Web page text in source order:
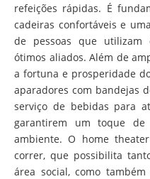
refeições rápidas. É
cadeiras confortáveis e
de pessoas que utilizam
ótimos aliados. Além de
a fortuna e prosperidade
aparadores com bandejas
serviço de bebidas para
garantirem um toque de
ambiente. O home
correr, que possibilita
área social, como